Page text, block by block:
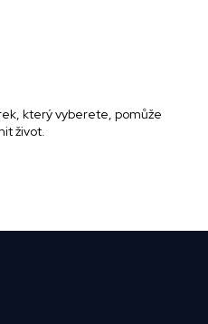
který vyberete, pomůže
život.